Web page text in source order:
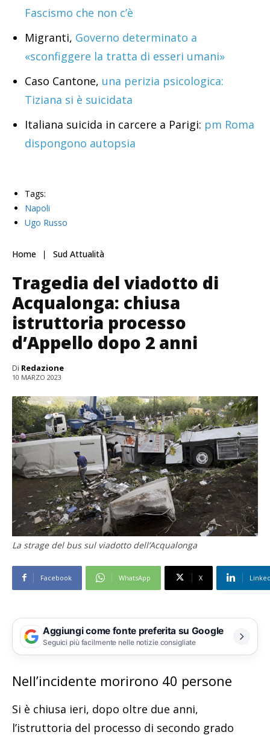
Fascismo che non c’è
Migranti, Governo determinato a
«sconfiggere la tratta di esseri umani»
Caso Cantone, una perizia psicologica:
Tiziana si è suicidata
Italiana suicida in carcere a Parigi: pm Roma
dispongono autopsia
Tags:
Napoli
Ugo Russo
Home Sud Attualità
Tragedia del viadotto di
Acqualonga: chiusa
istruttoria processo
d’Appello dopo 2 anni
Di Redazione
10 MARZO 2023
La strage del bus sul viadotto dell’Acqualonga
Facebook WhatsApp X
Aggiungi come fonte preferita su Google
Seguici più facilmente nelle notizie consigliate
Nell’incidente morirono 40 persone
Si è chiusa ieri, dopo oltre due anni,
l’istruttoria del processo di secondo grado